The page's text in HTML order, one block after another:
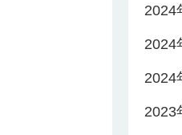
2024
2024
2024
2023